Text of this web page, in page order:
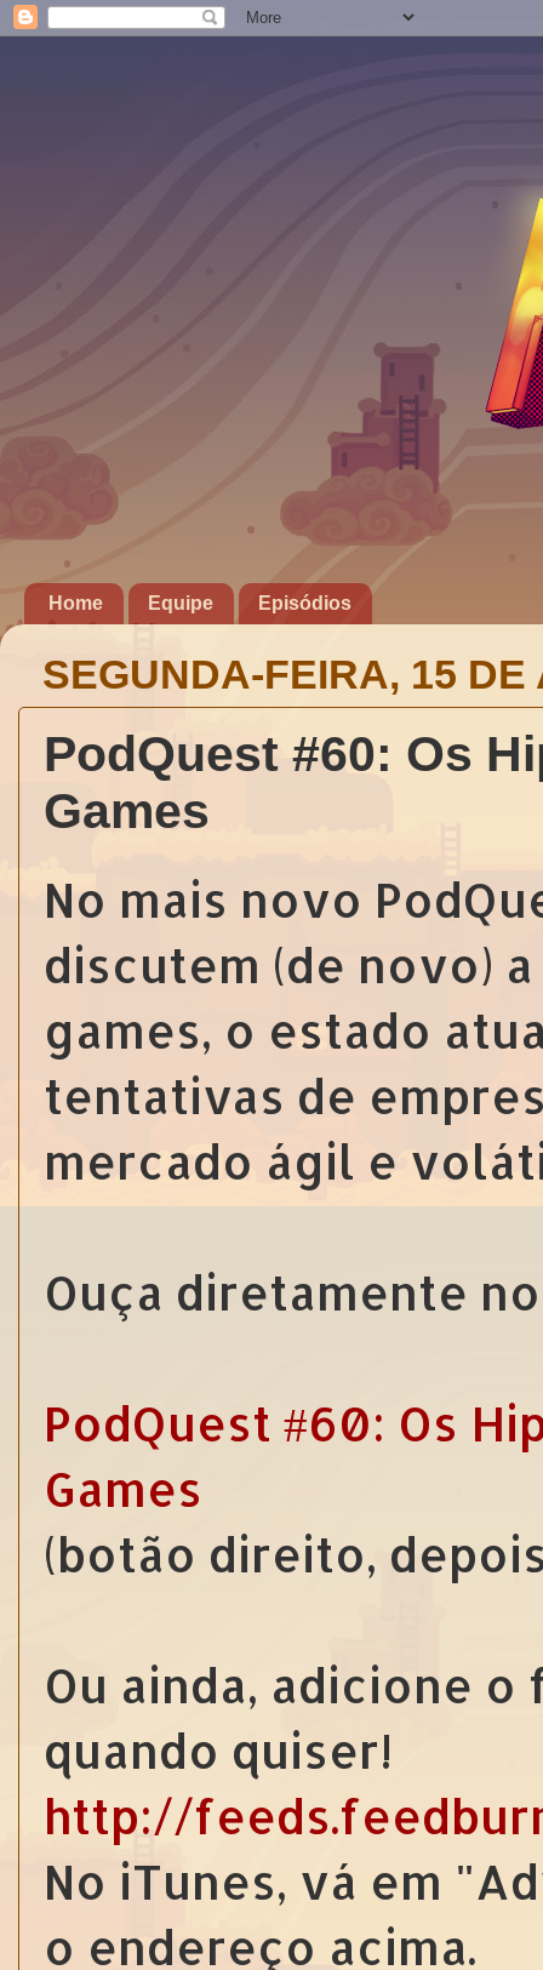
Home Equipe Episódios
SEGUNDA-FEIRA, 15 DE
PodQuest #60: Os
Games
No mais novo
discutem (de novo)
games, o estado
tentativas de
mercado ágil e
Ouça diretamente
PodQuest #60: Os
Games
(botão direito,
Ou ainda, adicione
quando quiser!
http://
No iTunes, vá em
o endereço acima.